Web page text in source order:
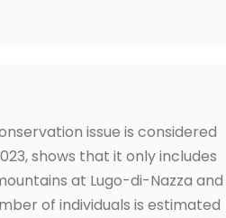
issue is considered
shows that it only includes
at Lugo-di-Nazza and
of individuals is estimated